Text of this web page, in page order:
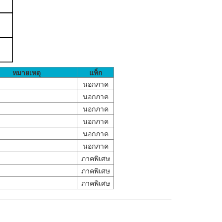
หมายเหตุ
แท็ก
นอกภาค
นอกภาค
นอกภาค
นอกภาค
นอกภาค
นอกภาค
ภาคพิเศษ
ภาคพิเศษ
ภาคพิเศษ